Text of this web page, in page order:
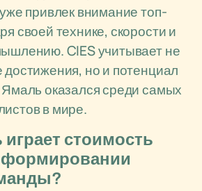
привлек внимание топ-
своей технике, скорости и
CIES учитывает не
достижения, но и потенциал
оказался среди самых
в мире.
стоимость
формировании